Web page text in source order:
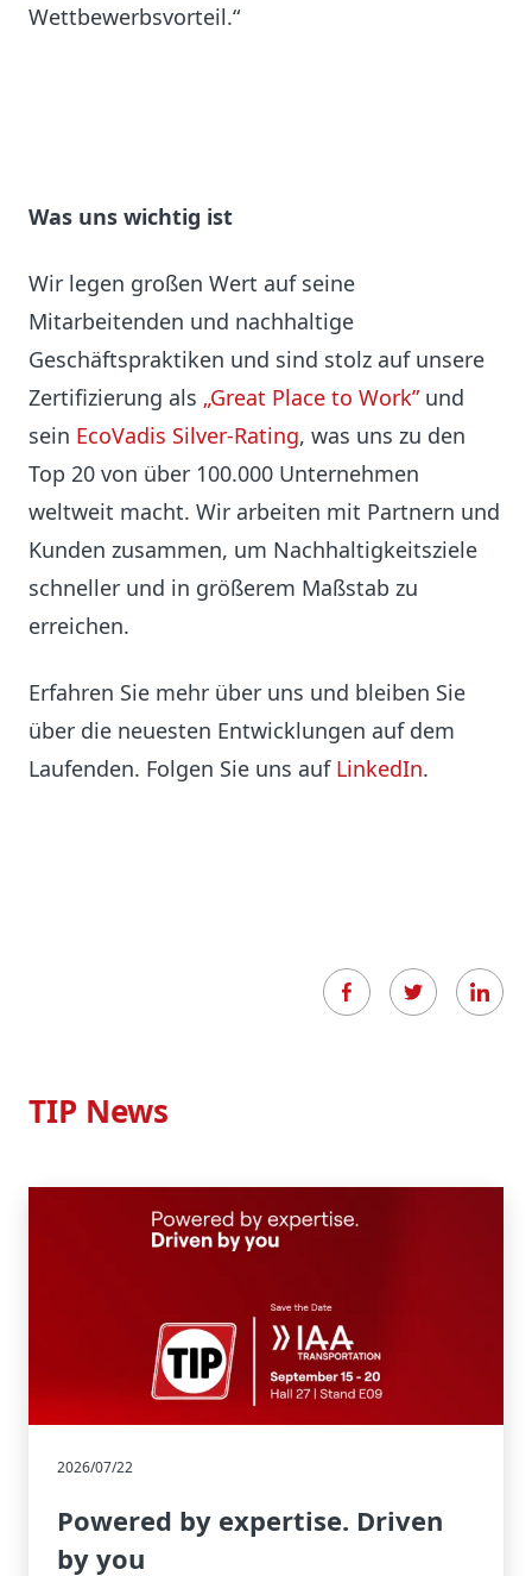
Wettbewerbsvorteil.“
Was uns wichtig ist
Wir legen großen Wert auf seine
Mitarbeitenden und nachhaltige
Geschäftspraktiken und sind stolz auf unsere
Zertifizierung als „Great Place to Work”und
sein EcoVadis Silver-Rating, was uns zu den
Top 20 von über 100.000 Unternehmen
weltweit macht. Wir arbeiten mit Partnern und
Kunden zusammen, um Nachhaltigkeitsziele
schneller und in größerem Maßstab zu
erreichen.
Erfahren Sie mehr über uns und bleiben Sie
über die neuesten Entwicklungen auf dem
Laufenden. Folgen Sie uns auf LinkedIn.
TIP News
2026/07/22
Powered by expertise. Driven
by you